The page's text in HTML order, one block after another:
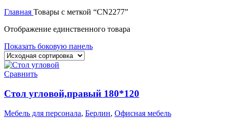
Главная Товары с меткой “CN2277”
Отображение единственного товара
Показать боковую панель
Сравнить
Стол угловой,правый 180*120
Мебель для персонала, Берлин, Офисная мебель